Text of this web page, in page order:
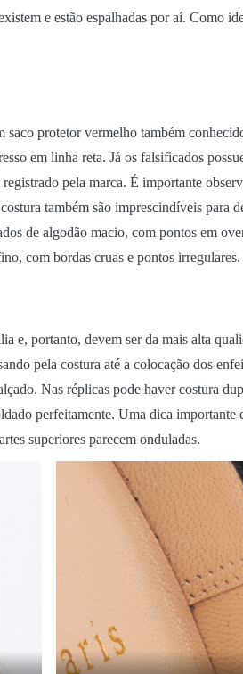
e estão espalhadas por aí. Como
saco protetor vermelho também
em linha reta. Já os falsificados
pela marca. É importante
também são imprescindíveis para
de algodão macio, com pontos em
com bordas cruas e pontos irregulares.
e, portanto, devem ser da mais alta
pela costura até a colocação dos
Nas réplicas pode haver costura
perfeitamente. Uma dica importante
superiores parecem onduladas.